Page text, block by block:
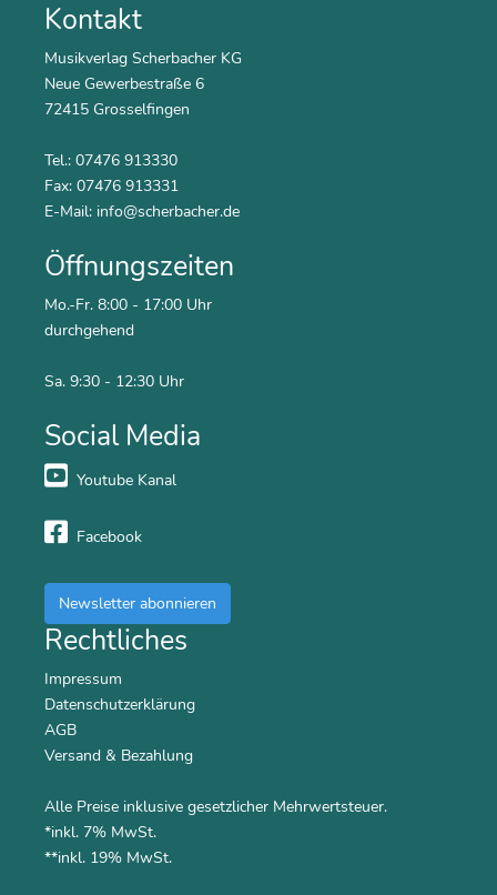
Kontakt
Musikverlag Scherbacher KG
Neue Gewerbestraße 6
72415 Grosselfingen
Tel.: 07476 913330
Fax: 07476 913331
E-Mail: info@scherbacher.de
Öffnungszeiten
Mo.-Fr. 8:00 - 17:00 Uhr
durchgehend
Sa. 9:30 - 12:30 Uhr
Social Media
Youtube Kanal
Facebook
Newsletter abonnieren
Rechtliches
Impressum
Datenschutzerklärung
AGB
Versand & Bezahlung
Alle Preise inklusive gesetzlicher Mehrwertsteuer.
*inkl. 7% MwSt.
**inkl. 19% MwSt.